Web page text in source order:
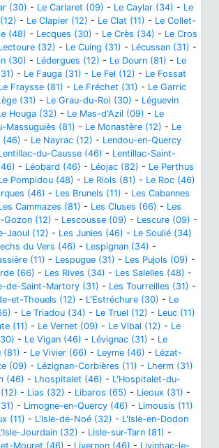
(30) - Le Carlaret (09) - Le Caylar (34) - Le
- Le Clapier (12) - Le Clat (11) - Le Collet-
(48) - Lecques (30) - Le Crès (34) - Le Cros
(32) - Le Cuing (31) - Lécussan (31) -
(30) - Lédergues (12) - Le Dourn (81) - Le
- Le Fauga (31) - Le Fel (12) - Le Fossat
Fraysse (81) - Le Fréchet (31) - Le Garric
(31) - Le Grau-du-Roi (30) - Léguevin
Houga (32) - Le Mas-d'Azil (09) - Le
Massuguiès (81) - Le Monastère (12) - Le
(46) - Le Nayrac (12) - Lendou-en-Quercy
du-Causse (46) - Lentillac-Saint-
- Léobard (46) - Léojac (82) - Le Perthus
Pompidou (48) - Le Riols (81) - Le Roc (46)
(46) - Les Brunels (11) - Les Cabannes
Cammazes (81) - Les Cluses (66) - Les
Gozon (12) - Lescousse (09) - Lescure (09) -
Jaoul (12) - Les Junies (46) - Le Soulié (34)
du Vers (46) - Lespignan (34) -
(11) - Lespugue (31) - Les Pujols (09) -
(66) - Les Rives (34) - Les Salelles (48) -
de-Saint-Martory (31) - Les Tourreilles (31) -
et-Thouels (12) - L'Estréchure (30) - Le
- Le Triadou (34) - Le Truel (12) - Leuc (11)
(11) - Le Vernet (09) - Le Vibal (12) - Le
- Le Vigan (46) - Lévignac (31) - Le
(81) - Le Vivier (66) - Leyme (46) - Lézat-
(09) - Lézignan-Corbières (11) - Lherm (31)
(46) - Lhospitalet (46) - L'Hospitalet-du-
- Lias (32) - Libaros (65) - Lieoux (31) -
- Limogne-en-Quercy (46) - Limousis (11)
(11) - L'Isle-de-Noé (32) - L'Isle-en-Dodon
Jourdain (32) - Lisle-sur-Tarn (81) -
Mouret (46) - Livernon (46) - Livinhac-le-